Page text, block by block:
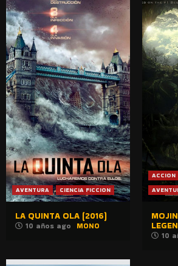
AVENTURA CIENCIA FICCION
LA QUINTA OLA (2016)
10 años ago MONO
ACCION
10